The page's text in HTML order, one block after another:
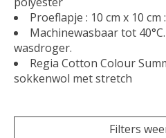
Proeflapje : 10 cm x 10
Machinewasbaar tot
wasdroger.
Regia Cotton Colour
sokkenwol met stretch
Filters